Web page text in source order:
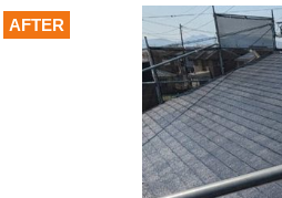
AFTER